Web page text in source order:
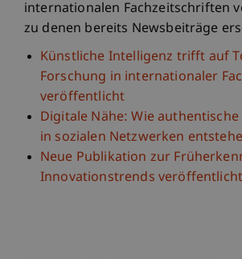
internationalen Fachzeitschriften
zu denen bereits Newsbeiträge
Künstliche Intelligenz trifft auf
Forschung in internationaler
veröffentlicht
Digitale Nähe: Wie
in sozialen Netzwerken
Neue Publikation zur
Innovationstrends veröffentlicht